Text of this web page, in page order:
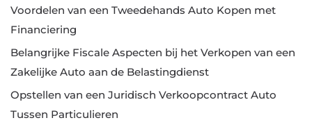
Voordelen van een Tweedehands Auto Kopen met
Financiering
Belangrijke Fiscale Aspecten bij het Verkopen van een
Zakelijke Auto aan de Belastingdienst
Opstellen van een Juridisch Verkoopcontract Auto
Tussen Particulieren